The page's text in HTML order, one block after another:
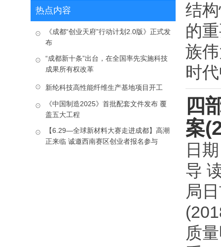
热点内容
《成都“创业天府”行动计划2.0版》正式发
布
“成都新十条”出台，在全国率先实施科技
成果所有权改革
新纶科技高性能纤维生产基地项目开工
《中国制造2025》首批配套文件发布 覆
盖五大工程
【6.29—全球新材料大赛走进成都】高潮
正来临 诚邀西南赛区创业者报名参与
结
的
族
时
四
案
日
导
局
质